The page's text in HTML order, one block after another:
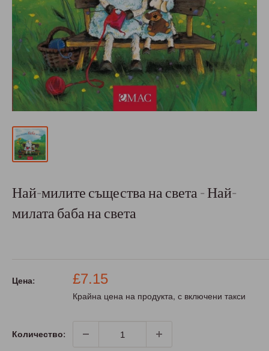
Най-милите същества на света - Най-
милата баба на света
Цена:
Промо
цена
£7.15
Крайна цена на продукта, с включени такси
Количество: